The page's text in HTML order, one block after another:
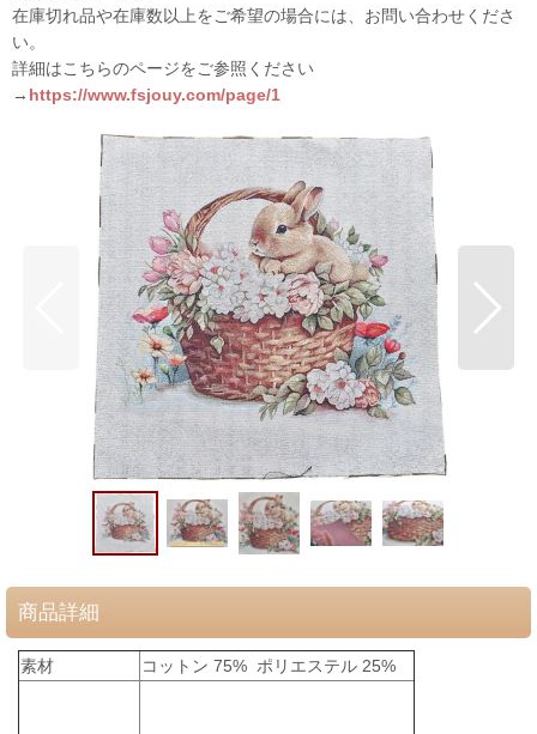
在庫切れ品や在庫数以上をご希望の場合には、お問い合わせくださ
い。
詳細はこちらのページをご参照ください
→ https://www.fsjouy.com/page/1
商品詳細
素材 コットン 75% ポリエステル 25%